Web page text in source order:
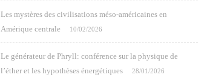
Les mystères des civilisations méso-américaines en
Amérique centrale
10/02/2026
Le générateur de Phryll: conférence sur la physique de
l’éther et les hypothèses énergétiques
28/01/2026